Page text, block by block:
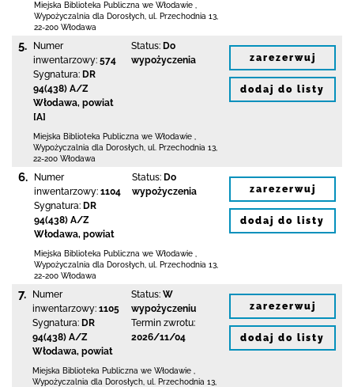
Miejska Biblioteka Publiczna we Włodawie
Wypożyczalnia dla Dorosłych, ul. Przechodnia 13
22-200 Włodawa
5.
Numer
inwentarzowy: 574
Sygnatura: DR
94(438) A/Z
Włodawa, powiat
[A]
Status: Do
wypożyczenia
Miejska Biblioteka Publiczna we Włodawie
Wypożyczalnia dla Dorosłych, ul. Przechodnia 13
22-200 Włodawa
zarezerwuj
dodaj do listy
6.
Numer
inwentarzowy: 1104
Sygnatura: DR
94(438) A/Z
Włodawa, powiat
Status: Do
wypożyczenia
Miejska Biblioteka Publiczna we Włodawie
Wypożyczalnia dla Dorosłych, ul. Przechodnia 13
22-200 Włodawa
zarezerwuj
dodaj do listy
7.
Numer
inwentarzowy: 1105
Sygnatura: DR
94(438) A/Z
Włodawa, powiat
Status: W
wypożyczeniu
Termin zwrotu:
2026/11/04
Miejska Biblioteka Publiczna we Włodawie
Wypożyczalnia dla Dorosłych, ul. Przechodnia 13
zarezerwuj
dodaj do listy